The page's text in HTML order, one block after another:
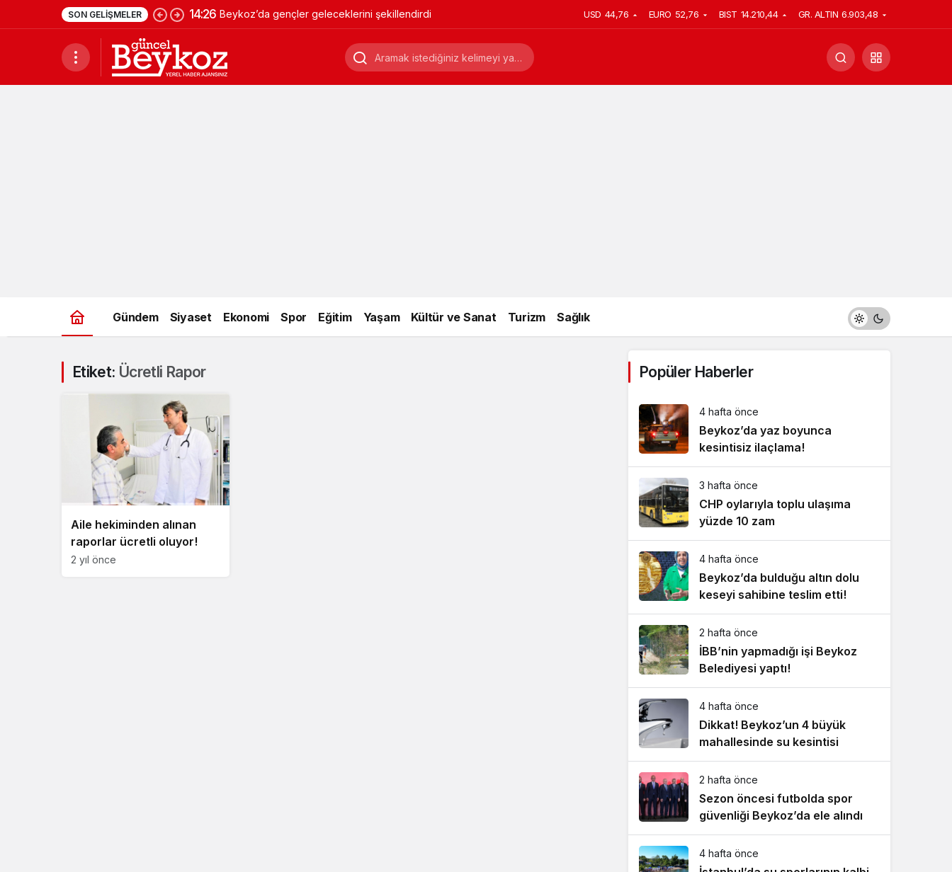
SON GELIŞMELER 14:26 Beykoz’da gençler geleceklerini şekillendirdi USD 44,76 EURO 52,76 BIST 14.210,44 GR. ALTIN 6.903,48
Gündem Siyaset Ekonomi Spor Eğitim Yaşam Kültür ve Sanat Turizm Sağlık
Etiket: Ücretli Rapor
Aile hekiminden alınan
raporlar ücretli oluyor!
2 yıl önce
Popüler Haberler
4 hafta önce
Beykoz’da yaz boyunca
kesintisiz ilaçlama!
3 hafta önce
CHP oylarıyla toplu ulaşıma
yüzde 10 zam
4 hafta önce
Beykoz’da bulduğu altın dolu
keseyi sahibine teslim etti!
2 hafta önce
İBB’nin yapmadığı işi Beykoz
Belediyesi yaptı!
4 hafta önce
Dikkat! Beykoz’un 4 büyük
mahallesinde su kesintisi
2 hafta önce
Sezon öncesi futbolda spor
güvenliği Beykoz’da ele alındı
4 hafta önce